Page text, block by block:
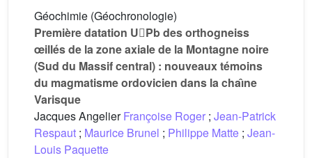
Géochimie (Géochronologie)
Première datation UPb des orthogneiss
œillés de la zone axiale de la Montagne noire
(Sud du Massif central) : nouveaux témoins
du magmatisme ordovicien dans la chaı̂ne
Varisque
Jacques AngelierFrançoise Roger ; Jean-Patrick
Respaut ; Maurice Brunel ; Philippe Matte ; Jean-
Louis Paquette